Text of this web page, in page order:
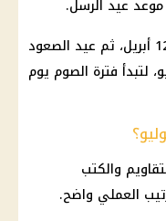
موعد عيد الرسل.
وفي عام 2026، جاء عيد القيامة يوم 12 أبريل، ثم عيد الصعود
وعيد العنصرة يوم 31 مايو، لتبدأ فترة الصوم يوم
والكتب
العملي واضح.